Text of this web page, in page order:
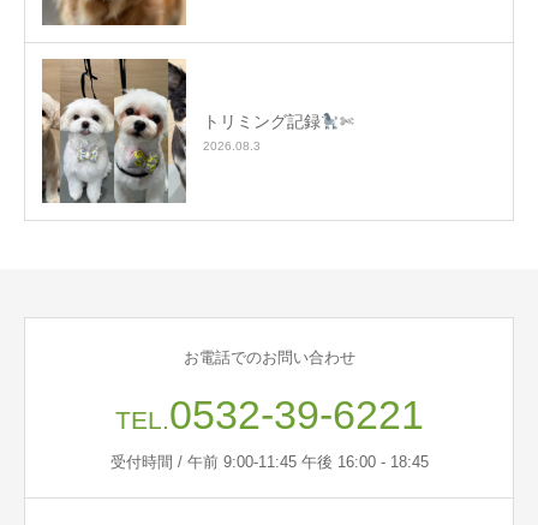
トリミング記録 ✄
2026.08.3
お電話でのお問い合わせ
TEL.0532-39-6221
受付時間 / 午前 9:00-11:45 午後 16:00 - 18:45